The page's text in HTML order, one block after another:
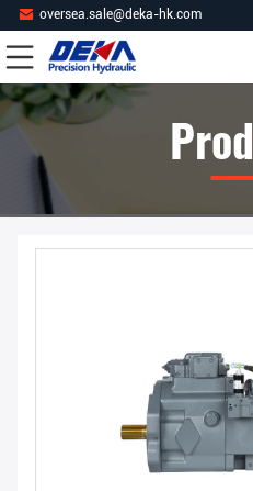
oversea.sale@deka-hk.com